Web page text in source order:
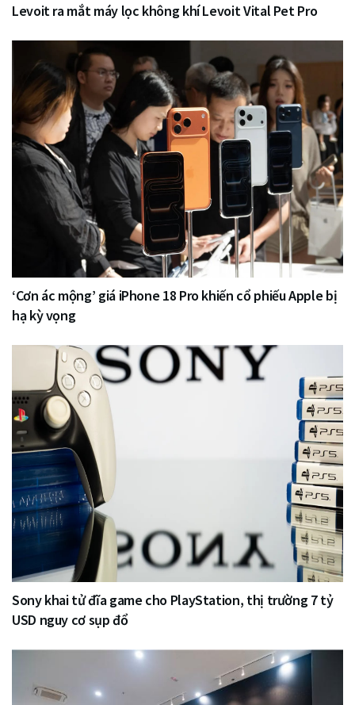
Levoit ra mắt máy lọc không khí Levoit Vital Pet Pro
‘Cơn ác mộng’ giá iPhone 18 Pro khiến cổ phiếu Apple bị
hạ kỳ vọng
Sony khai tử đĩa game cho PlayStation, thị trường 7 tỷ
USD nguy cơ sụp đổ